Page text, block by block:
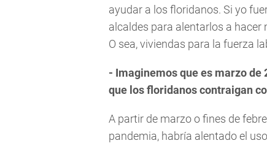
ayudar a los floridanos. Si yo
alcaldes para alentarlos a hacer
O sea, viviendas para la fuerza
- Imaginemos que es marzo
que los floridanos contraigan
A partir de marzo o fines de
pandemia, habría alentado el